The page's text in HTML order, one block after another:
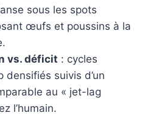
sous les spots
œufs et poussins à la
vs. déficit : cycles
densifiés suivis d’un
au « jet-lag
l’humain.